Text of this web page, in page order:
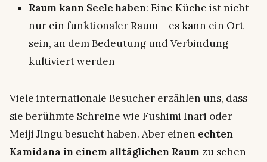
Raum kann Seele haben: Eine Küche ist nicht
nur ein funktionaler Raum – es kann ein Ort
sein, an dem Bedeutung und Verbindung
kultiviert werden
Viele internationale Besucher erzählen uns, dass
sie berühmte Schreine wie Fushimi Inari oder
Meiji Jingu besucht haben. Aber einen echten
Kamidana in einem alltäglichen Raum zu sehen –